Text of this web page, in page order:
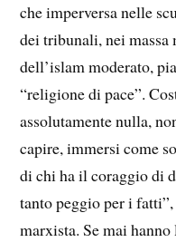
che imperversa nelle
dei tribunali, nei massa
dell’islam moderato,
“religione di pace”.
assolutamente nulla,
capire, immersi come
di chi ha il coraggio di
tanto peggio per i
marxista. Se mai